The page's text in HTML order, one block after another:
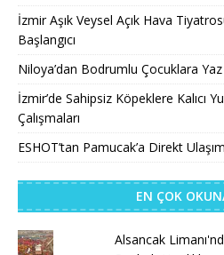
İzmir Aşık Veysel Açık Hava
Başlangıcı
Niloya’dan Bodrumlu Çocuklara
İzmir’de Sahipsiz Köpeklere Kalıcı
Çalışmaları
ESHOT’tan Pamucak’a Direkt
EN ÇOK
Alsancak